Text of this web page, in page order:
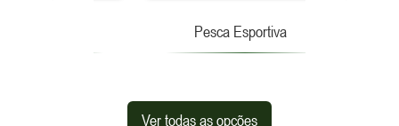
Pesca Esportiva